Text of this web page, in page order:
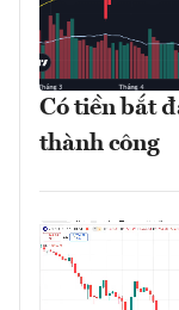
Có tiền bắt
thành công